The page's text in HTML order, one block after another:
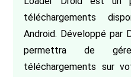
téléchargements
Android. Développé par
permettra de
téléchargements sur